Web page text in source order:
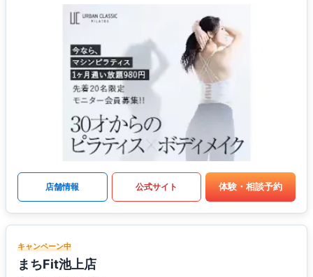
店舗情報 公式サイト 体験・相談予約
キャンペーン中
まちFit池上店